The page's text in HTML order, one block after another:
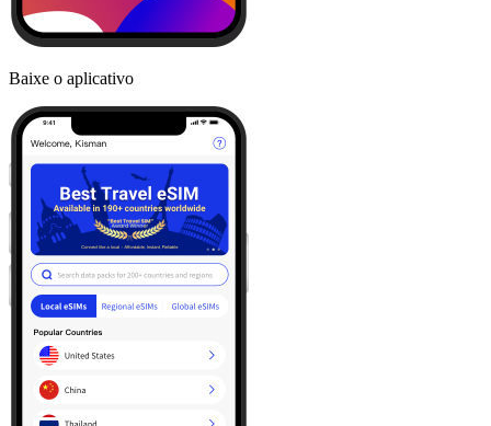
Baixe o aplicativo